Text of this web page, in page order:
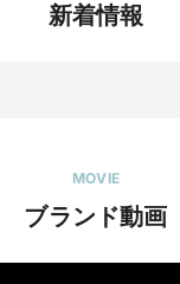
新着情報
MOVIE
ブランド動画